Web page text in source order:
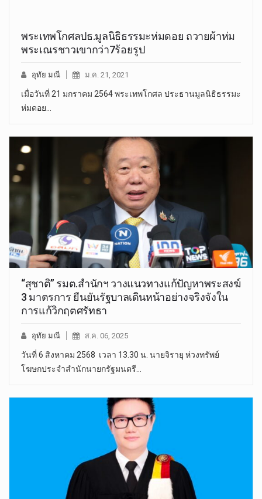
พระ​เทพ​โกศลปธ.​มูลนิธิ​ธรรมะ​ห่ม​ดอย ถวายผ้าห่ม
พระเณรชาวเขากว่า7ร้อยรูป
อุทัย มณี ม.ค. 21, 2021
เมื่อวันที่ 21 มกราคม 2564 พระ​เทพ​โกศล​ ประธาน​มูลนิธิ​ธรรมะ​
ห่ม​ดอย​…
“สุชาติ” รมต.สำนักฯ วางแนวทางแก้ปัญหาพระสงฆ์
3 มาตรการ ยืนยันรัฐบาลเดินหน้าอย่างจริงจังใน
การแก้วิกฤตศรัทธา
อุทัย มณี ส.ค. 06, 2025
วันที่ 6 สิงหาคม 2568 เวลา 13.30 น. นายจิรายุ ห่วงทรัพย์
โฆษกประจำสำนักนายกรัฐมนตรี…